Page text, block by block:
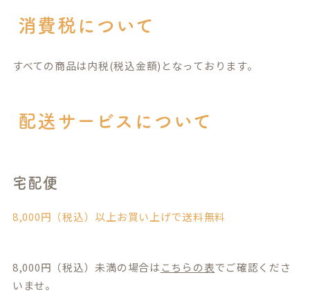
消費税について
すべての商品は内税(税込金額)となっております。
配送サービスについて
宅配便
8,000円（税込）以上お買い上げで送料無料
8,000円（税込）未満の場合は こちらの表でご確認くださ
いませ。